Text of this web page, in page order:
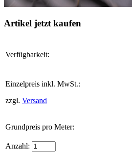
Artikel jetzt kaufen
Verfügbarkeit:
Einzelpreis inkl. MwSt.:
zzgl. Versand
Grundpreis pro Meter:
Anzahl: